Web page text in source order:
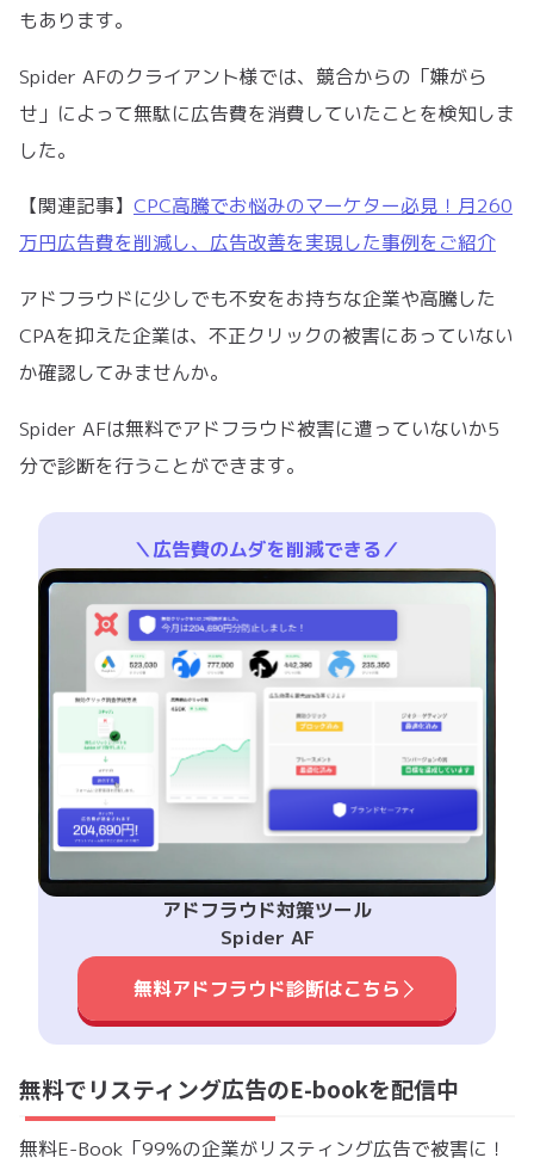
もあります。
Spider AFのクライアント様では、競合からの「嫌がら
せ」によって無駄に広告費を消費していたことを検知しま
した。
【関連記事】 CPC高騰でお悩みのマーケター必見！月260
万円広告費を削減し、広告改善を実現した事例をご紹介
アドフラウドに少しでも不安をお持ちな企業や高騰した
CPAを抑えた企業は、不正クリックの被害にあっていない
か確認してみませんか。
Spider AFは無料でアドフラウド被害に遭っていないか5
分で診断を行うことができます。
＼広告費のムダを削減できる／
アドフラウド対策ツール
Spider AF
無料アドフラウド診断はこちら
無料でリスティング広告のE-bookを配信中
無料E-Book「99%の企業がリスティング広告で被害に！